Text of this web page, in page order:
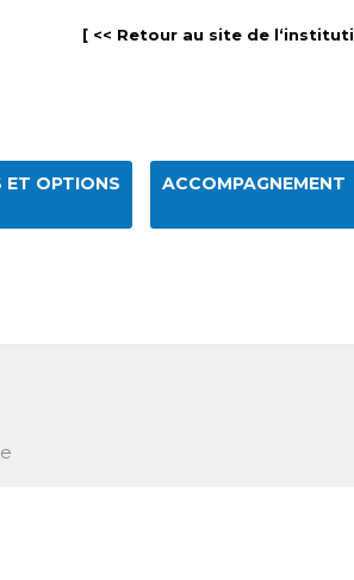
[ << Retour au site de
ET OPTIONS ACCOMPAGNEMENT